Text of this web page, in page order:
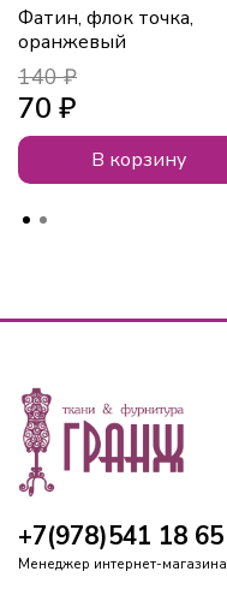
Фатин, флок точка,
оранжевый
140 ₽
70 ₽
В корзину
+7(978)541 18 65
Менеджер интернет-магазина